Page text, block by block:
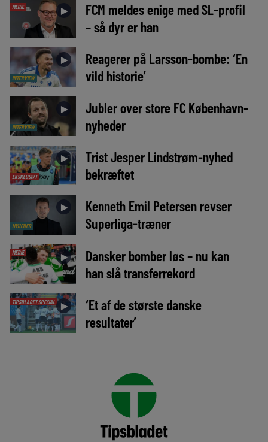
MEDIE ►
FCM meldes enige med SL-profil
– så dyr er han
INTERVIEW
►
Reagerer på Larsson-bombe: ‘En
vild historie’
INTERVIEW
►
Jubler over store FC København-
nyheder
EKSKLUSIVT
►
Trist Jesper Lindstrøm-nyhed
bekræftet
NYHEDER
►
Kenneth Emil Petersen revser
Superliga-træner
MEDIE ►
Dansker bomber løs – nu kan
han slå transferrekord
TIPSBLADET SPECIAL ►
‘Et af de største danske
resultater’